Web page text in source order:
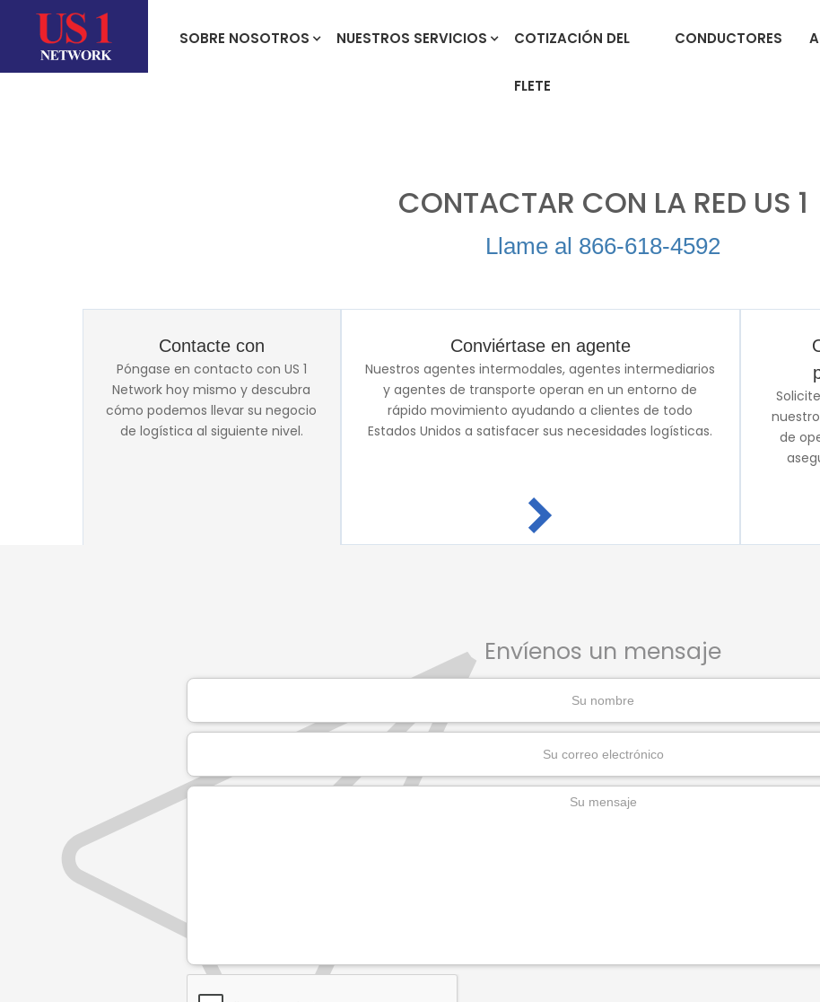
SOBRE NOSOTROS NUESTROS SERVICIOS COTIZACIÓN DEL
FLETE
CONDUCTORES
CONTACTAR CON LA RED US 1
Llame al 866-618-4592
Contacte con
Póngase en contacto con US 1
Network hoy mismo y descubra
cómo podemos llevar su negocio
de logística al siguiente nivel.
Conviértase en agente
Nuestros agentes intermodales, agentes intermediarios
y agentes de transporte operan en un entorno de
rápido movimiento ayudando a clientes de todo
Estados Unidos a satisfacer sus necesidades logísticas.
de
Envíenos un mensaje